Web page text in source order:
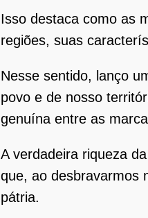
Isso destaca como as
regiões, suas
Nesse sentido, lanço
povo e de nosso
genuína entre as
A verdadeira riqueza
que, ao desbravarmos
pátria.